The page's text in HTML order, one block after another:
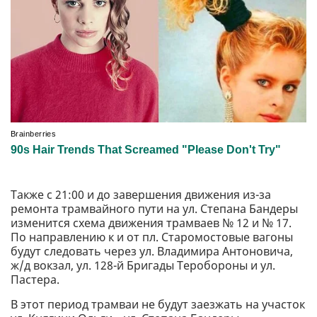
Также с 21:00 и до завершения движения из-за
ремонта трамвайного пути на ул. Степана Бандеры
изменится схема движения трамваев № 12 и № 17.
По направлению к и от пл. Старомостовые вагоны
будут следовать через ул. Владимира Антоновича,
ж/д вокзал, ул. 128-й Бригады Теробороны и ул.
Пастера.
В этот период трамваи не будут заезжать на участок